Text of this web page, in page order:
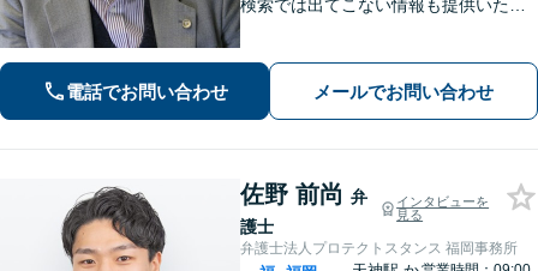
検索では出てこない情報も提供いたし
でも諦めずに是非一度ご相談くださ
い。【福岡市中央区赤坂駅徒歩２分】
電話でお問い合わせ メールでお問い合わせ
佐野 前尚 弁
護士
インタビューを
見る
弁護士法人プロテクトスタンス 福岡事務所